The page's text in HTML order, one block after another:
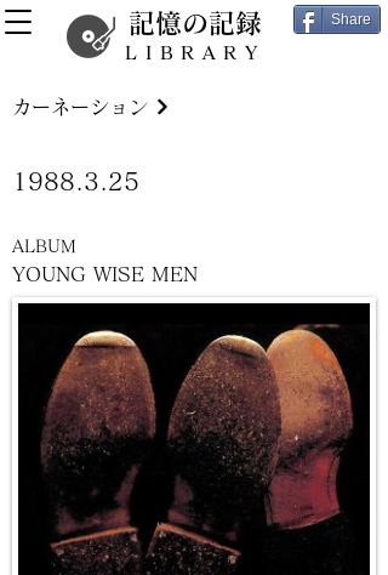
記憶の記録
LIBRARY
Share
YOUNG WISE MEN
カーネーション
1988.3.25
ALBUM